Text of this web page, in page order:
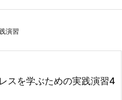
演習
スを学ぶための実践演習4